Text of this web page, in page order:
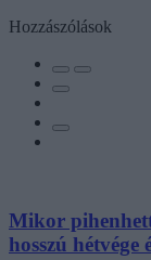
Hozzászólások
Mikor
hosszú hétvége